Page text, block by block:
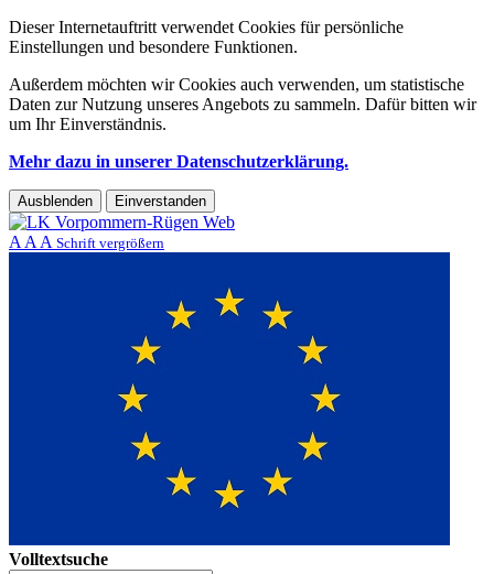
Dieser Internetauftritt verwendet Cookies für persönliche
Einstellungen und besondere Funktionen.
Außerdem möchten wir Cookies auch verwenden, um statistische
Daten zur Nutzung unseres Angebots zu sammeln. Dafür bitten wir
um Ihr Einverständnis.
Mehr dazu in unserer Datenschutzerklärung.
Ausblenden Einverstanden
A A A Schrift vergrößern
Volltextsuche